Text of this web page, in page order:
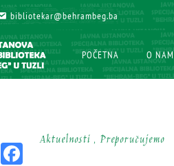
bibliotekar@behrambeg.ba
bibliotekar@behrambeg.ba
POČETNA
POČETNA O
O
Aktuelnosti , Preporučujemo